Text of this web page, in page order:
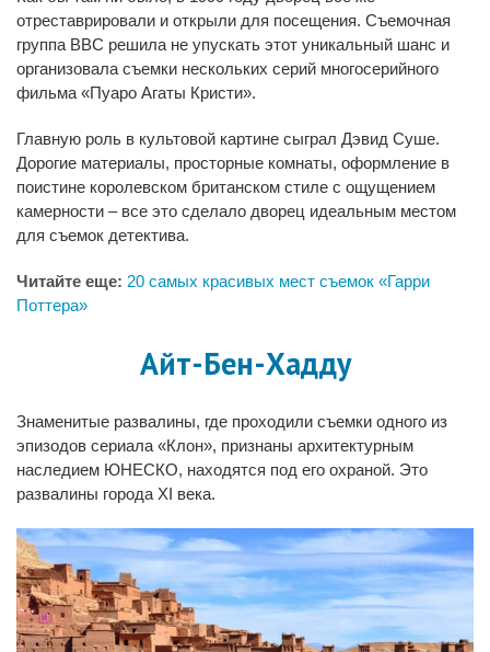
отреставрировали и открыли для посещения. Съемочная
группа BBC решила не упускать этот уникальный шанс и
организовала съемки нескольких серий многосерийного
фильма «Пуаро Агаты Кристи».
Главную роль в культовой картине сыграл Дэвид Суше.
Дорогие материалы, просторные комнаты, оформление в
поистине королевском британском стиле с ощущением
камерности – все это сделало дворец идеальным местом
для съемок детектива.
Читайте еще: 20 самых красивых мест съемок «Гарри
Поттера»
Айт-Бен-Хадду
Знаменитые развалины, где проходили съемки одного из
эпизодов сериала «Клон», признаны архитектурным
наследием ЮНЕСКО, находятся под его охраной. Это
развалины города XI века.